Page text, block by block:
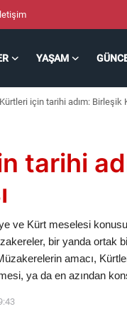
YAŞAM
için tarihi adım: Birleşik
tarihi
ve Kürt meselesi
bir yanda ortak
amacı,
ya da en azından